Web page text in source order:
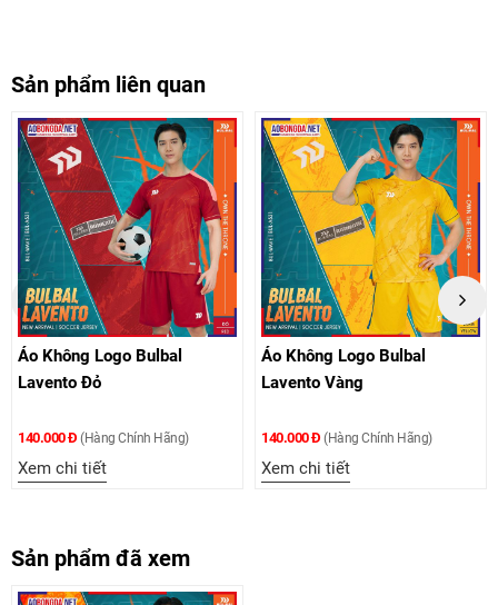
Sản phẩm liên quan
Áo Không Logo Bulbal
Lavento Đỏ
140.000 Đ (Hàng Chính Hãng)
Xem chi tiết
Áo Không Logo Bulbal
Lavento Vàng
140.000 Đ (Hàng Chính Hãng)
Xem chi tiết
Sản phẩm đã xem